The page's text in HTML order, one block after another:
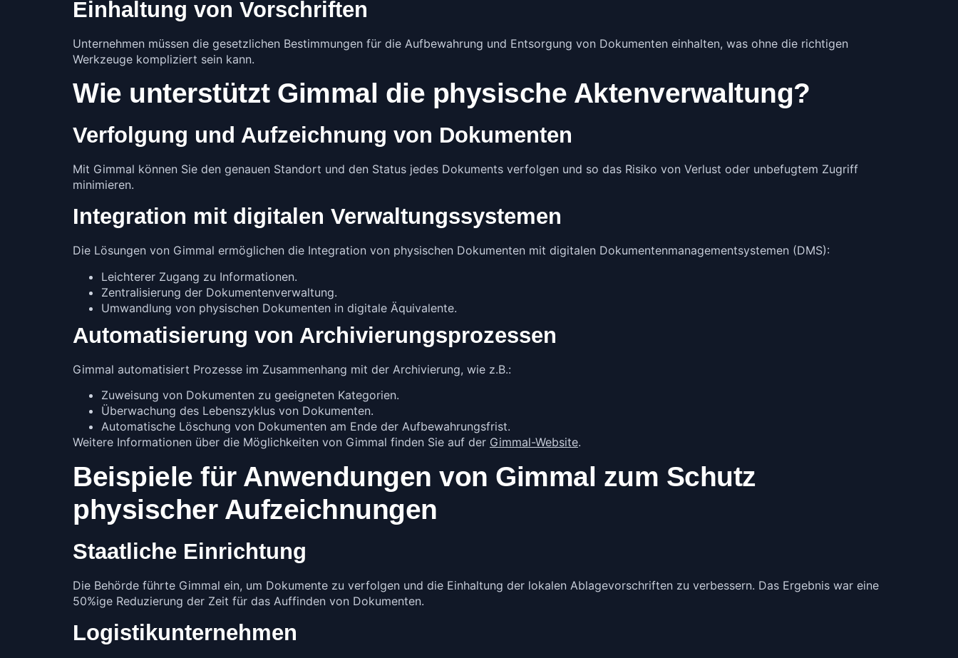
Einhaltung von Vorschriften
Unternehmen müssen die gesetzlichen Bestimmungen für die Aufbewahrung und Entsorgung von Dokumenten einhalten, was ohne die richtigen
Werkzeuge kompliziert sein kann.
Wie unterstützt Gimmal die physische Aktenverwaltung?
Verfolgung und Aufzeichnung von Dokumenten
Mit Gimmal können Sie den genauen Standort und den Status jedes Dokuments verfolgen und so das Risiko von Verlust oder unbefugtem Zugriff
minimieren.
Integration mit digitalen Verwaltungssystemen
Die Lösungen von Gimmal ermöglichen die Integration von physischen Dokumenten mit digitalen Dokumentenmanagementsystemen (DMS):
Leichterer Zugang zu Informationen.
Zentralisierung der Dokumentenverwaltung.
Umwandlung von physischen Dokumenten in digitale Äquivalente.
Automatisierung von Archivierungsprozessen
Gimmal automatisiert Prozesse im Zusammenhang mit der Archivierung, wie z.B.:
Zuweisung von Dokumenten zu geeigneten Kategorien.
Überwachung des Lebenszyklus von Dokumenten.
Automatische Löschung von Dokumenten am Ende der Aufbewahrungsfrist.
Weitere Informationen über die Möglichkeiten von Gimmal finden Sie auf der Gimmal-Website.
Beispiele für Anwendungen von Gimmal zum Schutz
physischer Aufzeichnungen
Staatliche Einrichtung
Die Behörde führte Gimmal ein, um Dokumente zu verfolgen und die Einhaltung der lokalen Ablagevorschriften zu verbessern. Das Ergebnis war eine
50%ige Reduzierung der Zeit für das Auffinden von Dokumenten.
Logistikunternehmen